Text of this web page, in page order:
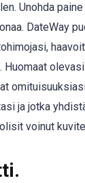
Unohda
DateWay
ja jotka
voinut